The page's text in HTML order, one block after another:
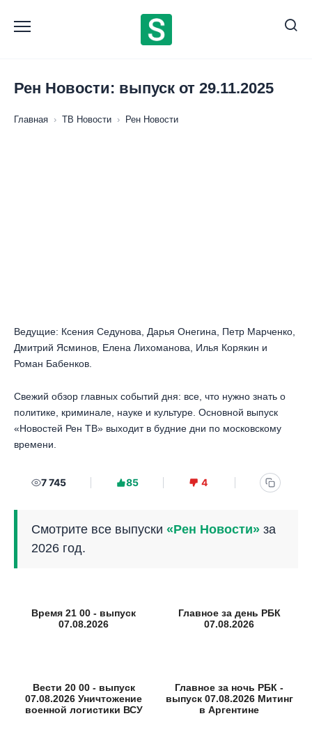
содержанию
Рен Новости: выпуск от 29.11.2025
Главная › ТВ Новости › Рен Новости
Ведущие: Ксения Седунова, Дарья Онегина, Петр Марченко,
Дмитрий Ясминов, Елена Лихоманова, Илья Корякин и
Роман Бабенков.
Свежий обзор главных событий дня: все, что нужно знать о
политике, криминале, науке и культуре. Основной выпуск
«Новостей Рен ТВ» выходит в будние дни по московскому
времени.
7 745 85 4
Смотрите все выпуски «Рен Новости» за
2026 год.
Время 21 00 - выпуск
07.08.2026
Главное за день РБК
07.08.2026
Вести 20 00 - выпуск
07.08.2026 Уничтожение
военной логистики ВСУ
Главное за ночь РБК -
выпуск 07.08.2026 Митинг
в Аргентине